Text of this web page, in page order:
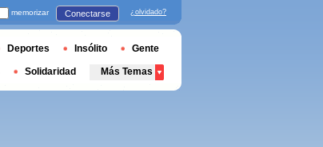
memorizar Conectarse ¿olvidado?
Deportes Insólito Gente
Solidaridad Más Temas